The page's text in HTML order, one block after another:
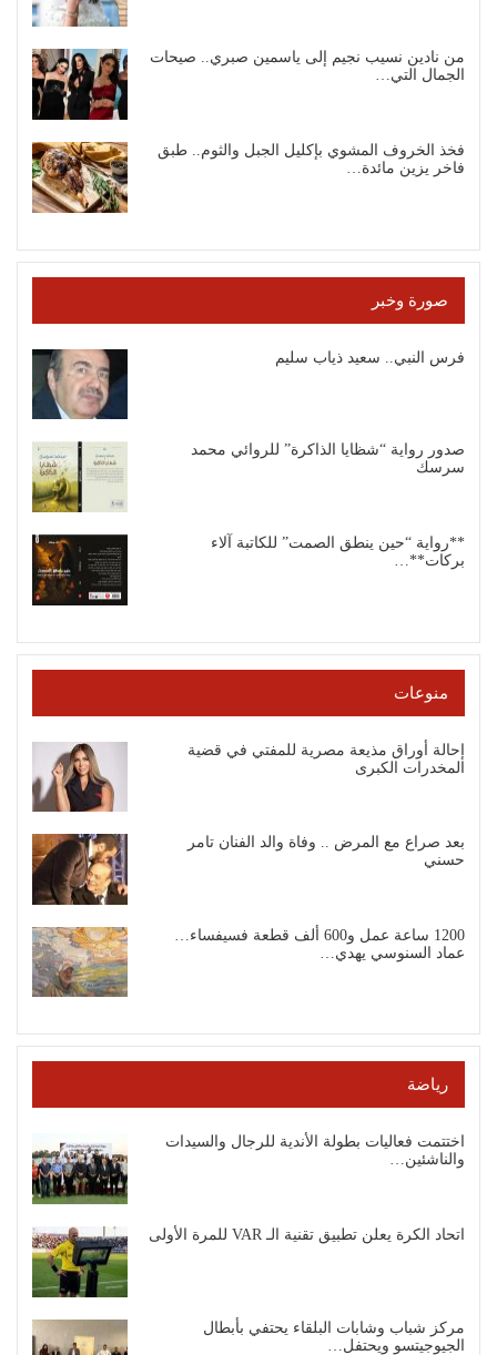
من نادين نسيب نجيم إلى ياسمين صبري.. صيحات
الجمال التي…
فخذ الخروف المشوي بإكليل الجبل والثوم.. طبق
فاخر يزين مائدة…
صورة وخبر
فرس النبي.. سعيد ذياب سليم
صدور رواية “شظايا الذاكرة” للروائي محمد
سرسك
**رواية “حين ينطق الصمت” للكاتبة آلاء
بركات**…
منوعات
إحالة أوراق مذيعة مصرية للمفتي في قضية
المخدرات الكبرى
بعد صراع مع المرض .. وفاة والد الفنان تامر
حسني
1200 ساعة عمل و600 ألف قطعة فسيفساء…
عماد السنوسي يهدي…
رياضة
اختتمت فعاليات بطولة الأندية للرجال والسيدات
والناشئين…
اتحاد الكرة يعلن تطبيق تقنية الـ VAR للمرة الأولى
مركز شباب وشابات البلقاء يحتفي بأبطال
الجيوجيتسو ويحتفل…